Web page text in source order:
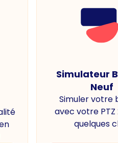
Simulateur
Neuf
Simuler votre
avec votre PTZ
quelques